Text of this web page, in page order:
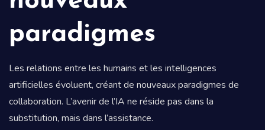
paradigmes
Les relations entre les humains et les intelligences
artificielles évoluent, créant de nouveaux paradigmes de
collaboration. L’avenir de l’IA ne réside pas dans la
substitution, mais dans l’assistance.